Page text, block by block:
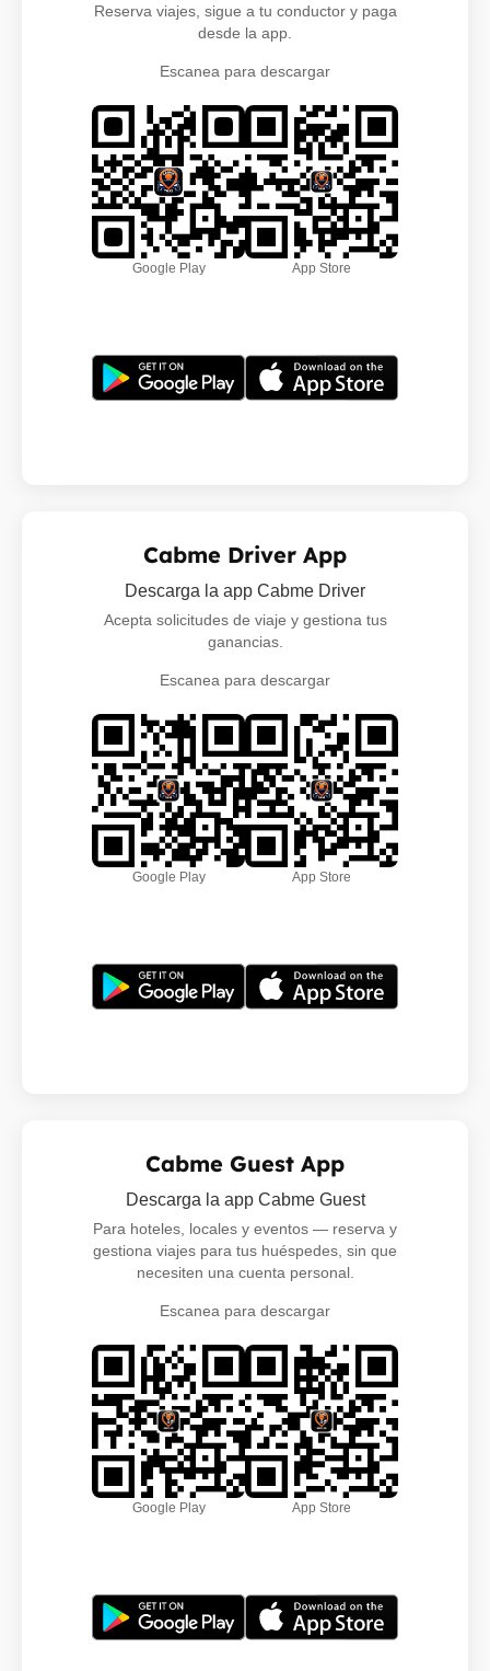
Reserva viajes, sigue a tu conductor y paga
desde la app.
Escanea para descargar
Google Play App Store
Cabme Driver App
Descarga la app Cabme Driver
Acepta solicitudes de viaje y gestiona tus
ganancias.
Escanea para descargar
Google Play App Store
Cabme Guest App
Descarga la app Cabme Guest
Para hoteles, locales y eventos — reserva y
gestiona viajes para tus huéspedes, sin que
necesiten una cuenta personal.
Escanea para descargar
Google Play App Store